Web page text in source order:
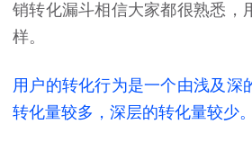
销转化漏斗相信大家都很熟悉，
样。
用户的转化行为是一个由浅及深
转化量较多，深层的转化量较少。